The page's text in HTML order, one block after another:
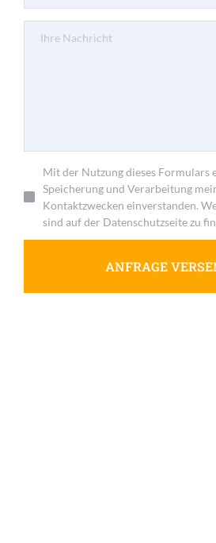
Mit der Nutzung dieses Formulars
Speicherung und Verarbeitung
Kontaktzwecken einverstanden.
sind auf der Datenschutzseite zu
ANFRAGE